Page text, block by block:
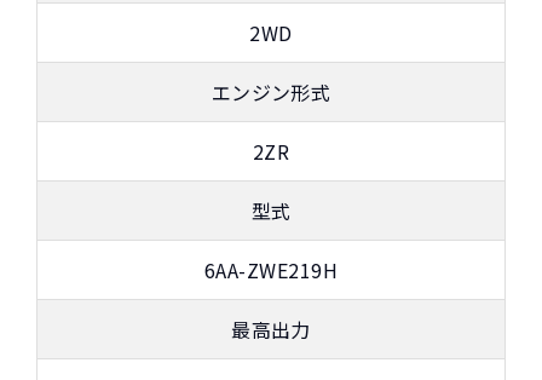
2WD
エンジン形式
2ZR
型式
6AA-ZWE219H
最高出力